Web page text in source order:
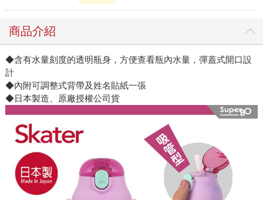
商品介紹
◆含有水量刻度的透明瓶身，方便查看瓶內水量，彈蓋式開口設
計
◆內附可調整式背帶及姓名貼紙一張
◆日本製造、原廠授權公司貨